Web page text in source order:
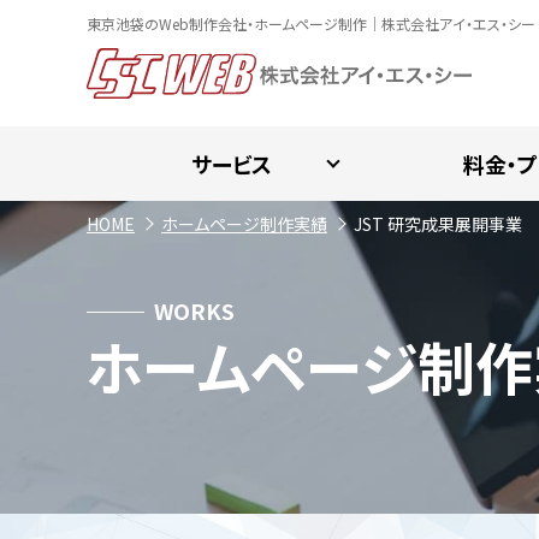
東京池袋のWeb制作会社・ホームページ制作｜株式会社アイ・エス・シー
サービス 料金・
HOME ホームページ制作実績 JST 研究成果展開事業
WORKS
ホームページ制